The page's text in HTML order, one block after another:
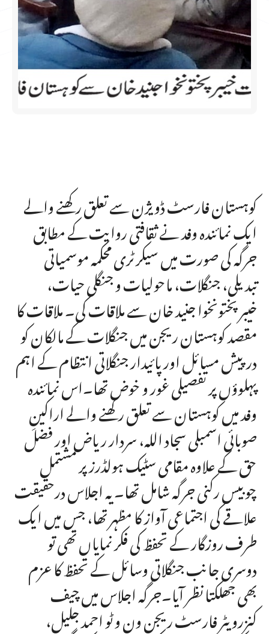
کوہستان فارسٹ ڈویژن سے تعلق رکھنے والے
ایک نمائندہ وفد نے ثقافتی روایت کے مطابق
جرگہ کی صورت میں سیکرٹری محکمہ موسمیاتی
تبدیلی، جنگلات، ماحولیات و جنگلی حیات،
خیبرپختونخوا جنید خان سے ملاقات کی۔ ملاقات کا
مقصد کوہستان ریجن میں جنگلات کے مالکان کو
درپیش مسائل اور پائیدار جنگلاتی انتظام کے اہم
پہلوؤں پر تفصیلی غور و خوض تھا۔اس نمائندہ
وفد میں کوہستان سے تعلق رکھنے والے اراکینِ
صوبائی اسمبلی سجاد اللہ، سردار ریاض اور فضل
حق کے علاوہ مقامی سٹیک ہولڈرز پر مشتمل
چوبیس رکنی جرگہ شامل تھا۔ یہ اجلاس درحقیقت
علاقے کی اجتماعی آواز کا مظہر تھا، جس میں ایک
طرف روزگار کے تحفظ کی فکر نمایاں تھی تو
دوسری جانب جنگلاتی وسائل کے تحفظ کا عزم
بھی جھلکتا نظر آیا۔جرگہ اجلاس میں چیف
کنزرویٹر فارسٹ ریجن ون و ٹو احمد جلیل،